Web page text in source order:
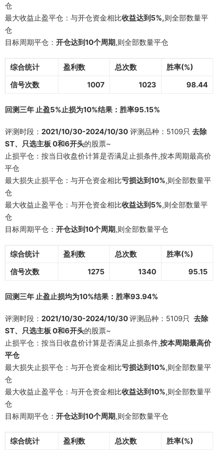
仓
最大收益止盈平仓：与开仓资金相比收益达到5%,则全部数量平
仓
目标周期平仓： 开仓达到10个周期,则全部数量平仓
综合统计 盈利数 总次数
胜率(%)
信号次数
1007 1023 98.44
回测三年 止盈5%止损为10%结果：胜率95.15%
评测时段： 2021/10/30-2024/10/30 评测品种：5109只 去除
ST、只选主板 0和6开头的股票~
止损平仓：按当日收盘价计算是否满足止损条件,按本周期最高价
平仓
最大损失止损平仓：与开仓资金相比亏损达到10%,则全部数量平
仓
最大收益止盈平仓：与开仓资金相比收益达到5%,则全部数量平
仓
目标周期平仓： 开仓达到10个周期,则全部数量平仓
综合统计 盈利数 总次数
胜率(%)
信号次数
1275 1340 95.15
回测三年 止盈止损均为10%结果：胜率93.94%
评测时段： 2021/10/30-2024/10/30评测品种：5109只 去除
ST、只选主板 0和6开头的股票~
止损平仓：按当日收盘价计算是否满足止损条件,按本周期最高价
平仓
最大损失止损平仓：与开仓资金相比亏损达到10%,则全部数量平
仓
最大收益止盈平仓：与开仓资金相比收益达到10%,则全部数量平
仓
目标周期平仓： 开仓达到10个周期,则全部数量平仓
综合统计 盈利数 总次数 胜率(%)